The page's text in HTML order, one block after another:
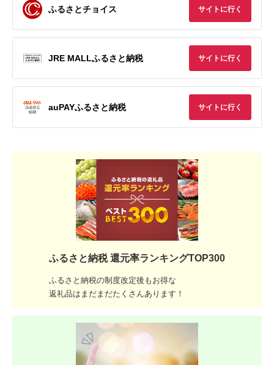
ふるさとチョイス サイトに行く
JRE MALLふるさと納税 サイトに行く
auPAYふるさと納税 サイトに行く
ふるさと納税 還元率ランキングTOP300
ふるさと納税の制度改定後もお得な
返礼品はまだまだたくさんあります！